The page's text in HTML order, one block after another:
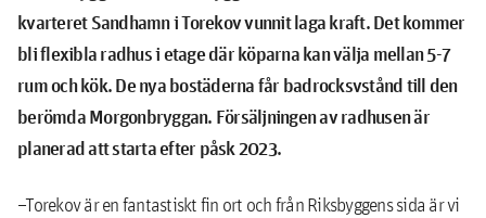
kvarteret Sandhamn i Torekov vunnit laga kraft. Det kommer
bli flexibla radhus i etage där köparna kan välja mellan 5-7
rum och kök. De nya bostäderna får badrocksvstånd till den
berömda Morgonbryggan. Försäljningen av radhusen är
planerad att starta efter påsk 2023.
–Torekov är en fantastiskt fin ort och från Riksbyggens sida är vi